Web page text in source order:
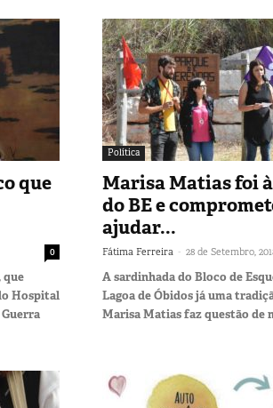
que
0
que
Hospital
Política
Marisa Matias foi
do BE e
ajudar...
Fátima Ferreira - 28 de Setembro,
A sardinhada do Bloco de
Lagoa de Óbidos já uma
Marisa Matias faz questão de